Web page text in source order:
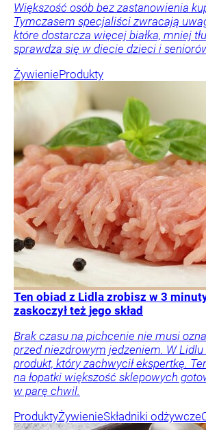
Większość osób bez zastanowienia
Tymczasem specjaliści zwracają
które dostarcza więcej białka, mniej
sprawdza się w diecie dzieci i
ŻywienieProdukty
Ten obiad z Lidla zrobisz w 3
zaskoczył też jego skład
Brak czasu na pichcenie nie musi
przed niezdrowym jedzeniem. W Lidlu
produkt, który zachwycił ekspertkę.
na łopatki większość sklepowych
w parę chwil.
ProduktyŻywienieSkładniki odżywcze